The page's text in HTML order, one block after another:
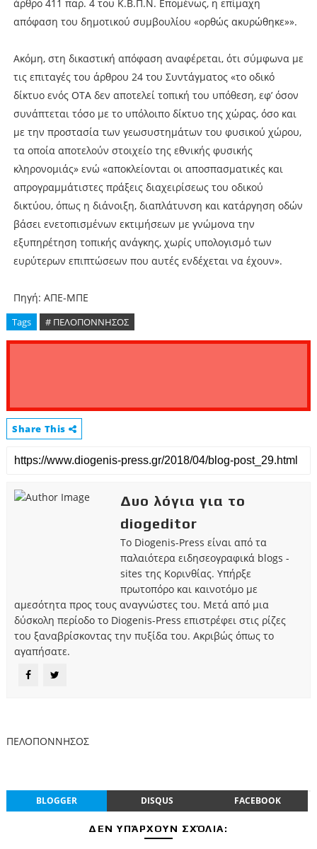
άρθρο 411 παρ. 4 του Κ.Β.Π.Ν. Επομένως, η επίμαχη
απόφαση του δημοτικού συμβουλίου «ορθώς ακυρώθηκε»».
Ακόμη, στη δικαστική απόφαση αναφέρεται, ότι σύμφωνα με
τις επιταγές του άρθρου 24 του Συντάγματος «το οδικό
δίκτυο ενός ΟΤΑ δεν αποτελεί τοπική του υπόθεση, εφ’ όσον
συνάπτεται τόσο με το υπόλοιπο δίκτυο της χώρας, όσο και
με την προστασία των γεωσυστημάτων του φυσικού χώρου,
τα οποία αποτελούν στοιχείο της εθνικής φυσικής
κληρονομιάς» ενώ «αποκλείονται οι αποσπασματικές και
απρογραμμάτιστες πράξεις διαχειρίσεως του οδικού
δικτύου, όπως η διάνοιξη, διαπλάτυνση και κατάργηση οδών
βάσει ενετοπισμένων εκτιμήσεων με γνώμονα την
εξυπηρέτηση τοπικής ανάγκης, χωρίς υπολογισμό των
ευρύτερων επιπτώσεων που αυτές ενδέχεται να έχουν».
Πηγή: ΑΠΕ-ΜΠΕ
Tags # ΠΕΛΟΠΟΝΝΗΣΟΣ
Share This
Δυο λόγια για το
diogeditor
Το Diogenis-Press είναι από τα
παλαιότερα ειδησεογραφικά blogs -
sites της Κορινθίας. Υπήρξε
πρωτοπόρο και καινοτόμο με
αμεσότητα προς τους αναγνώστες του. Μετά από μια
δύσκολη περίοδο το Diogenis-Press επιστρέφει στις ρίζες
του ξαναβρίσκοντας την πυξίδα του. Ακριβώς όπως το
αγαπήσατε.
ΠΕΛΟΠΟΝΝΗΣΟΣ
BLOGGER DISQUS FACEBOOK
ΔΕΝ ΥΠΆΡΧΟΥΝ ΣΧΌΛΙΑ: